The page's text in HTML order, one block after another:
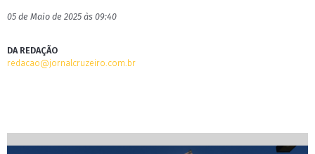
05 de Maio de 2025 às 09:40
DA REDAÇÃO
redacao@jornalcruzeiro.com.br